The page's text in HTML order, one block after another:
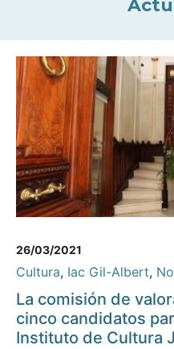
26/03/2021
Cultura, Iac Gil-Albert,
La comisión de
cinco candidatos
Instituto de Cultura